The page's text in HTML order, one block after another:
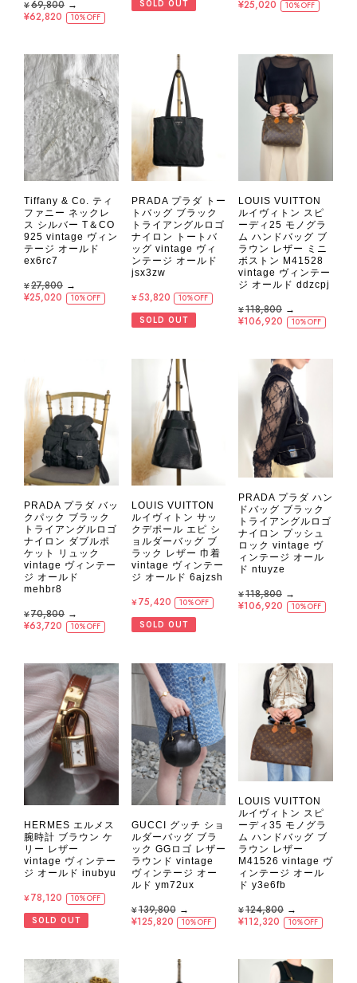
¥69,800 →
¥62,820
10%OFF
SOLD OUT
¥25,020
10%OFF
Tiffany & Co. ティ
ファニー ネックレ
ス シルバー T＆CO
925 vintage ヴィン
テージ オールド
ex6rc7
¥27,800 →
¥25,020
10%OFF
PRADA プラダ トー
トバッグ ブラック
トライアングルロゴ
ナイロン トートバ
ッグ vintage ヴィ
ンテージ オールド
jsx3zw
¥53,820 10%OFF
SOLD OUT
LOUIS VUITTON
ルイヴィトン スピ
ーディ25 モノグラ
ム ハンドバッグ ブ
ラウン レザー ミニ
ボストン M41528
vintage ヴィンテー
ジ オールド ddzcpj
¥118,800 →
¥106,920
10%OFF
PRADA プラダ バッ
クパック ブラック
トライアングルロゴ
ナイロン ダブルポ
ケット リュック
vintage ヴィンテー
ジ オールド
mehbr8
¥70,800 →
¥63,720
10%OFF
LOUIS VUITTON
ルイヴィトン サッ
クデポール エピ シ
ョルダーバッグ ブ
ラック レザー 巾着
vintage ヴィンテー
ジ オールド 6ajzsh
¥75,420 10%OFF
SOLD OUT
PRADA プラダ ハン
ドバッグ ブラック
トライアングルロゴ
ナイロン プッシュ
ロック vintage ヴ
ィンテージ オール
ド ntuyze
¥118,800 →
¥106,920
10%OFF
HERMES エルメス
腕時計 ブラウン ケ
リー レザー
vintage ヴィンテー
ジ オールド inubyu
¥78,120 10%OFF
SOLD OUT
GUCCI グッチ ショ
ルダーバッグ ブラ
ック GGロゴ レザー
ラウンド vintage
ヴィンテージ オー
ルド ym72ux
¥139,800→
¥125,820
10%OFF
LOUIS VUITTON
ルイヴィトン スピ
ーディ35 モノグラ
ム ハンドバッグ ブ
ラウン レザー
M41526 vintage ヴ
ィンテージ オール
ド y3e6fb
¥124,800 →
¥112,320
10%OFF